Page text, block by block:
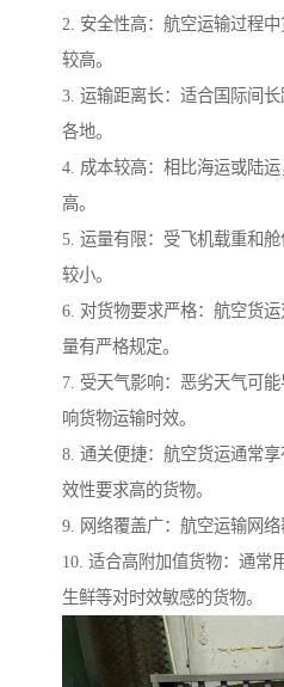
2. 安全性高：航空运输过程
较高。
3. 运输距离长：适合国际间
各地。
4. 成本较高：相比海运或陆
高。
5. 运量有限：受飞机载重和
较小。
6. 对货物要求严格：航空货
量有严格规定。
7. 受天气影响：恶劣天气可
响货物运输时效。
8. 通关便捷：航空货运通常
效性要求高的货物。
9. 网络覆盖广：航空运输网络
10. 适合高附加值货物：通常
生鲜等对时效敏感的货物。